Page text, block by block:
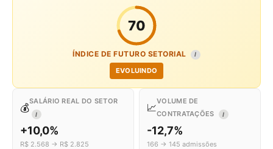
70
ÍNDICE DE FUTURO SETORIAL I
EVOLUINDO
💰
SALÁRIO REAL DO SETOR
I
+10,0%
R$ 2.568 → R$ 2.825
📈
VOLUME DE
CONTRATAÇÕES
I
-12,7%
166 → 145 admissões